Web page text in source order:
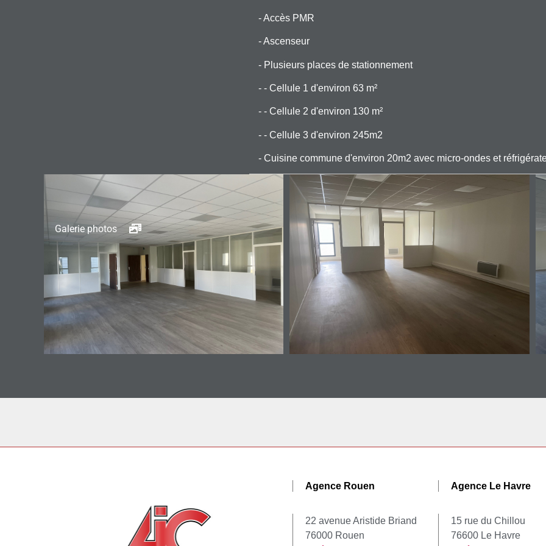
- Accès PMR
- Ascenseur
- Plusieurs places de stationnement
- - Cellule 1 d'environ 63 m²
- - Cellule 2 d'environ 130 m²
- - Cellule 3 d'environ 245m2
- Cuisine commune d'environ 20m2 avec micro-ondes et
Galerie photos
Agence Rouen
22 avenue Aristide Briand
76000 Rouen
Agence Le Havre
15 rue du Chillou
76600 Le Havre